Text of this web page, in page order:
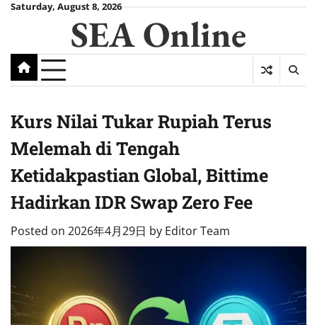
SkipSaturday, August 8, 2026
SEA Online
Kurs Nilai Tukar Rupiah Terus
Melemah di Tengah
Ketidakpastian Global, Bittime
Hadirkan IDR Swap Zero Fee
Posted on 2026年4月29日 by Editor Team